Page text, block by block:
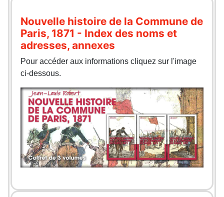
Nouvelle histoire de la Commune de
Paris, 1871 - Index des noms et
adresses, annexes
Pour accéder aux informations cliquez sur l'image
ci-dessous.